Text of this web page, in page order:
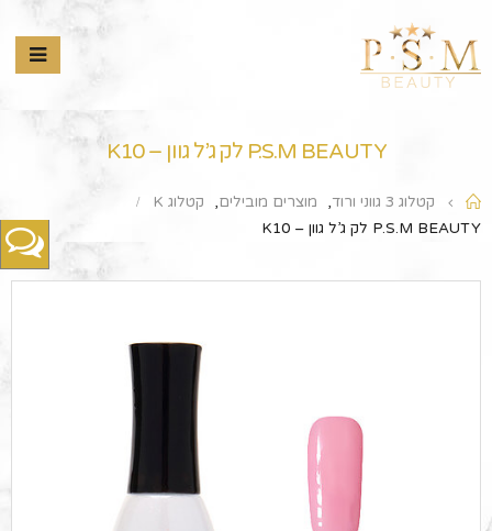
P.S.M BEAUTY לק ג’ל גוון – K10
קטלוג 3 גווני ורוד , מוצרים מובילים,
קטלוג K
P.S.M BEAUTY לק ג’ל גוון – K10